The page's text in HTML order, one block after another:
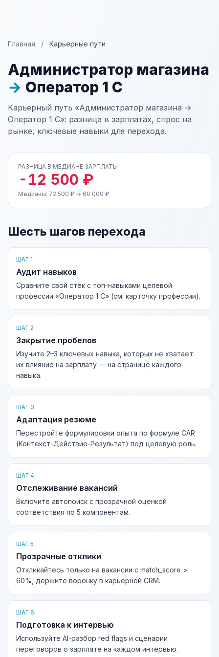
Главная / Карьерные пути
Администратор магазина
→ Оператор 1 С
Карьерный путь «Администратор магазина →
Оператор 1 С»: разница в зарплатах, спрос на
рынке, ключевые навыки для перехода.
РАЗНИЦА В МЕДИАНЕ ЗАРПЛАТЫ
-12 500 ₽
Медианы: 72 500 ₽ → 60 000 ₽
Шесть шагов перехода
ШАГ 1
Аудит навыков
Сравните свой стек с топ-навыками целевой
профессии «Оператор 1 С» (см. карточку профессии).
ШАГ 2
Закрытие пробелов
Изучите 2–3 ключевых навыка, которых не хватает:
их влияние на зарплату — на странице каждого
навыка.
ШАГ 3
Адаптация резюме
Перестройте формулировки опыта по формуле CAR
(Контекст-Действие-Результат) под целевую роль.
ШАГ 4
Отслеживание вакансий
Включите автопоиск с прозрачной оценкой
соответствия по 5 компонентам.
ШАГ 5
Прозрачные отклики
Откликайтесь только на вакансии с match_score >
60%, держите воронку в карьерной CRM.
ШАГ 6
Подготовка к интервью
Используйте AI-разбор red flags и сценарии
переговоров о зарплате на каждом интервью.